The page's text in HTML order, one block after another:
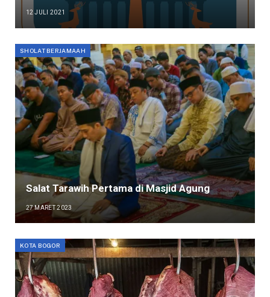
12 JULI 2021
SHOLAT BERJAMAAH
Salat Tarawih Pertama di Masjid Agung
27 MARET 2023
KOTA BOGOR